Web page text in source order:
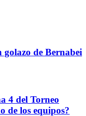
de Bernabei
4 del Torneo
de los equipos?